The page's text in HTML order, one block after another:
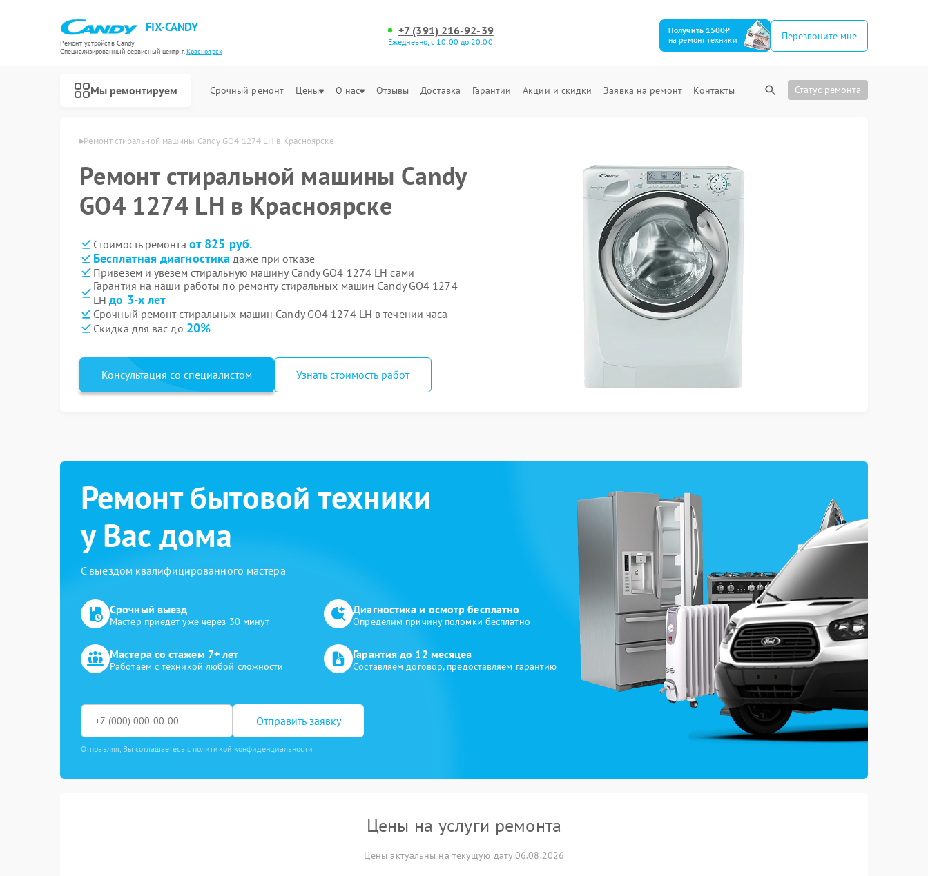
FIX-CANDY
Ремонт устройств Candy
Специализированный cервисный центр г.Красноярск
+7 (391) 216-92-39
Ежедневно, с 10:00 до 20:00
Получить 1500₽
на ремонт техники
Перезвоните мне
Мы ремонтируем Срочный ремонт Цены О нас Отзывы Доставка Гарантии Акции и скидки Заявка на ремонт Контакты Статус ремонта
в Красноярске Ремонт стиральной машины Candy GO4 1274 LH в Красноярске
Ремонт стиральной машины Candy
GO4 1274 LH в Красноярске
Стоимость ремонта от 825 руб.
Бесплатная диагностика даже при отказе
Привезем и увезем стиральную машину Candy GO4 1274 LH сами
Гарантия на наши работы по ремонту стиральных машин Candy GO4 1274
LHдо 3-х лет
Срочный ремонт стиральных машин Candy GO4 1274 LH в течении часа
Скидка для вас до 20%
Консультация со специалистом Узнать стоимость работ
Ремонт бытовой техники
у Вас дома
С выездом квалифицированного мастера
Срочный выезд
Мастер приедет уже через 30 минут
Диагностика и осмотр бесплатно
Определим причину поломки бесплатно
Мастера со стажем 7+ лет
Работаем с техникой любой сложности
Гарантия до 12 месяцев
Составляем договор, предоставляем гарантию
Отправить заявку
Отправляя, Вы соглашаетесь с политикой конфиденциальности
Цены на услуги ремонта
Цены актуальны на текущую дату 06.08.2026